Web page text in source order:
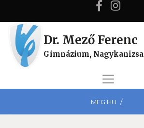
Dr. Mező Ferenc
Gimnázium, Nagykanizsa
MFG.HU